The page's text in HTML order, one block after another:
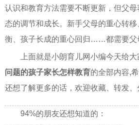
认识和教育方法需要不断更新，但父
态的调节和成长。新手父母的重心转
衡、孩子长成的重心回归……都需要父
上面就是小朗育儿网小编今天给
问题的孩子家长怎样教育的全部内容,
还想了解更多的话，欢迎收藏、转发、
94%的朋友还想知道的：